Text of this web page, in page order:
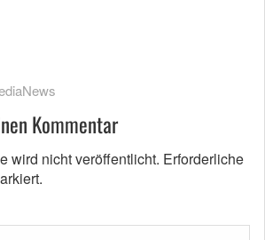
Kommentar
wird nicht veröffentlicht. Erforderliche